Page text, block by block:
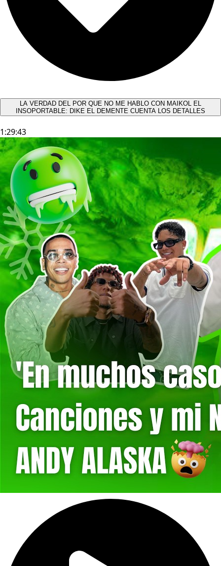
LA VERDAD DEL POR QUE NO ME HABLO CON MAIKOL EL
INSOPORTABLE: DIKE EL DEMENTE CUENTA LOS DETALLES
1:29:43